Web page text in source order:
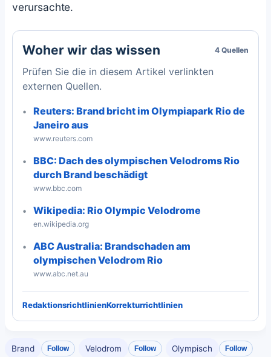
verursachte.
Woher wir das wissen 4 Quellen
Prüfen Sie die in diesem Artikel verlinkten
externen Quellen.
Reuters: Brand bricht im Olympiapark Rio de
Janeiro aus
www.reuters.com
BBC: Dach des olympischen Velodroms Rio
durch Brand beschädigt
www.bbc.com
Wikipedia: Rio Olympic Velodrome
en.wikipedia.org
ABC Australia: Brandschaden am
olympischen Velodrom Rio
www.abc.net.au
RedaktionsrichtlinienKorrekturrichtlinien
Brand Follow Velodrom Follow Olympisch Follow